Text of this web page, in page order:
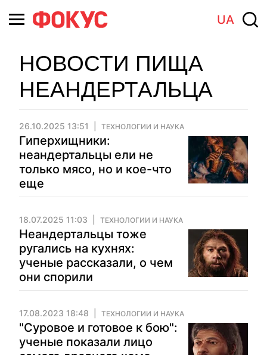
UA
НОВОСТИ ПИЩА
НЕАНДЕРТАЛЬЦА
26.10.2025 13:51 ТЕХНОЛОГИИ И НАУКА
Гиперхищники:
неандертальцы ели не
только мясо, но и кое-что
еще
18.07.2025 11:03 ТЕХНОЛОГИИ И НАУКА
Неандертальцы тоже
ругались на кухнях:
ученые рассказали, о чем
они спорили
17.08.2023 18:48 ТЕХНОЛОГИИ И НАУКА
"Суровое и готовое к бою":
ученые показали лицо